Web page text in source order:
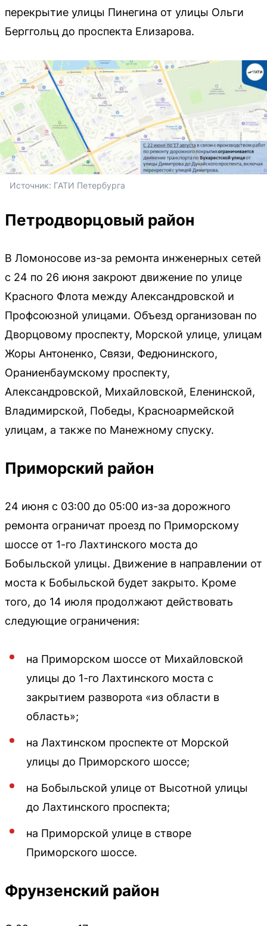
перекрытие улицы Пинегина от улицы Ольги
Берггольц до проспекта Елизарова.
Источник: ГАТИ Петербурга
Петродворцовый район
В Ломоносове из-за ремонта инженерных сетей
с 24 по 26 июня закроют движение по улице
Красного Флота между Александровской и
Профсоюзной улицами. Объезд организован по
Дворцовому проспекту, Морской улице, улицам
Жоры Антоненко, Связи, Федюнинского,
Ораниенбаумскому проспекту,
Александровской, Михайловской, Еленинской,
Владимирской, Победы, Красноармейской
улицам, а также по Манежному спуску.
Приморский район
24 июня с 03:00 до 05:00 из-за дорожного
ремонта ограничат проезд по Приморскому
шоссе от 1-го Лахтинского моста до
Бобыльской улицы. Движение в направлении от
моста к Бобыльской будет закрыто. Кроме
того, до 14 июля продолжают действовать
следующие ограничения:
на Приморском шоссе от Михайловской
улицы до 1-го Лахтинского моста с
закрытием разворота «из области в
область»;
на Лахтинском проспекте от Морской
улицы до Приморского шоссе;
на Бобыльской улице от Высотной улицы
до Лахтинского проспекта;
на Приморской улице в створе
Приморского шоссе.
Фрунзенский район